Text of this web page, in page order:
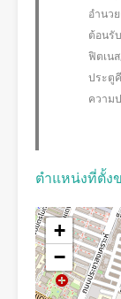
อำนว
ต้อนรั
ฟิตเน
ประตู
ความ
ตำแหน่งที่ตั้ง
+
−